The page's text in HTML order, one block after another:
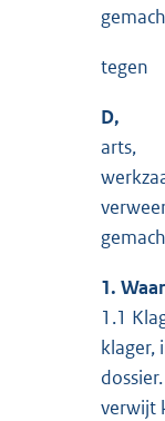
tegen
D,
arts,
1.
1.1
klager,
verwijt